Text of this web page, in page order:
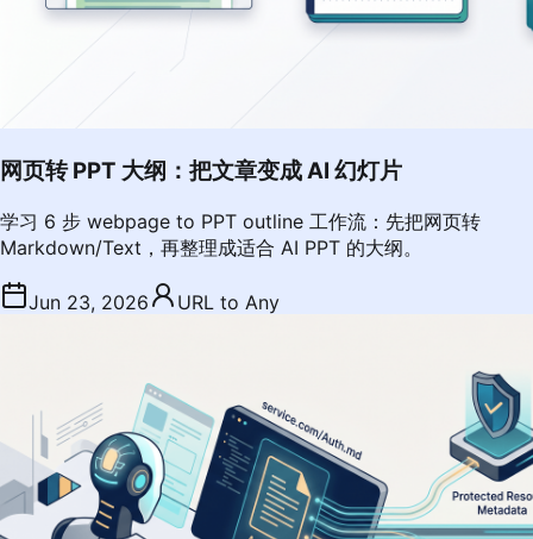
网页转 PPT 大纲：把文章变成 AI 幻灯片
学习 6 步 webpage to PPT outline 工作流：先把网页转
Markdown/Text，再整理成适合 AI PPT 的大纲。
Jun 23, 2026 URL to Any